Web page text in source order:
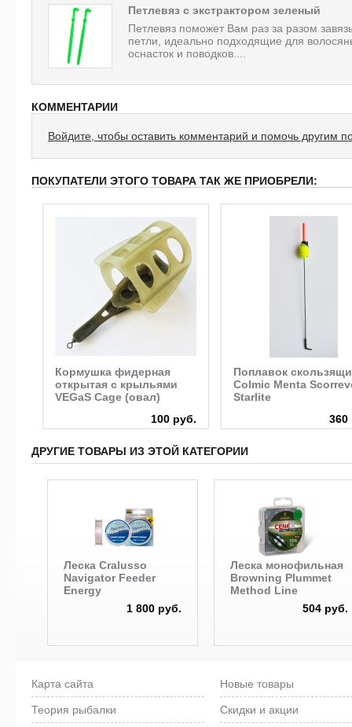
Петлевяз с экстрактором зеленый
Петлевяз поможет Вам раз за разом
петли, идеально подходящие для
оснасток и поводков....
КОММЕНТАРИИ
Войдите, чтобы оставить комментарий и помочь другим
ПОКУПАТЕЛИ ЭТОГО ТОВАРА ТАК ЖЕ ПРИОБРЕЛИ:
Кормушка фидерная
открытая с крыльями
VEGaS Cage (овал)
100 руб.
Поплавок
Colmic Menta
Starlite
360
ДРУГИЕ ТОВАРЫ ИЗ ЭТОЙ КАТЕГОРИИ
Леска Cralusso
Navigator Feeder
Energy
1 800 руб.
Леска монофильная
Browning Plummet
Method Line
504 руб.
Карта сайта
Теория рыбалки
Новые товары
Скидки и акции